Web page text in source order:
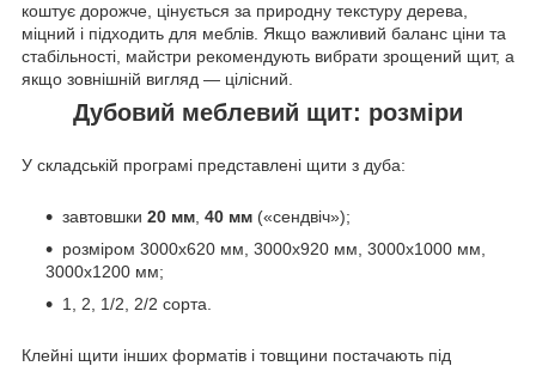
коштує дорожче, цінується за природну текстуру дерева,
міцний і підходить для меблів. Якщо важливий баланс ціни та
стабільності, майстри рекомендують вибрати зрощений щит, а
якщо зовнішній вигляд — цілісний.
Дубовий меблевий щит: розміри
У складській програмі представлені щити з дуба:
завтовшки 20 мм 40 мм («сендвіч»);
розміром 3000х620 мм, 3000х920 мм, 3000х1000 мм,
3000х1200 мм;
1, 2, 1/2, 2/2 сорта.
Клейні щити інших форматів і товщини постачають під